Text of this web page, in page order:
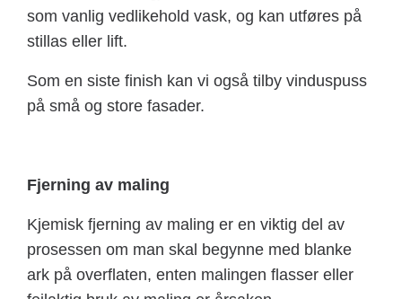
som vanlig vedlikehold vask, og kan utføres på
stillas eller lift.
Som en siste finish kan vi også tilby vinduspuss
på små og store fasader.
Fjerning av maling
Kjemisk fjerning av maling er en viktig del av
prosessen om man skal begynne med blanke
ark på overflaten, enten malingen flasser eller